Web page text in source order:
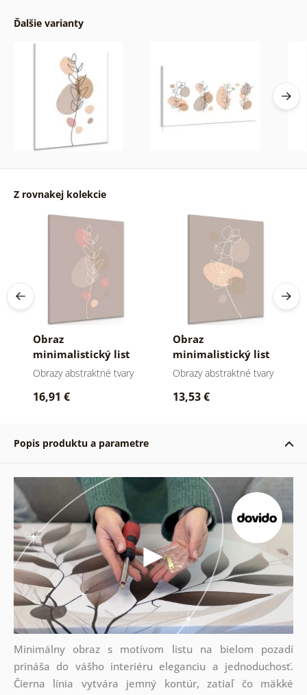
Ďalšie varianty
Z rovnakej kolekcie
Obraz
minimalistický list
No2
Obrazy abstraktné tvary
16,91 €
Obraz
minimalistický list
No1
Obrazy abstraktné tvary
13,53 €
Popis produktu a parametre
Minimálny obraz s motívom listu na bielom pozadí
prináša do vášho interiéru eleganciu a jednoduchosť.
Čierna línia vytvára jemný kontúr, zatiaľ čo mäkké